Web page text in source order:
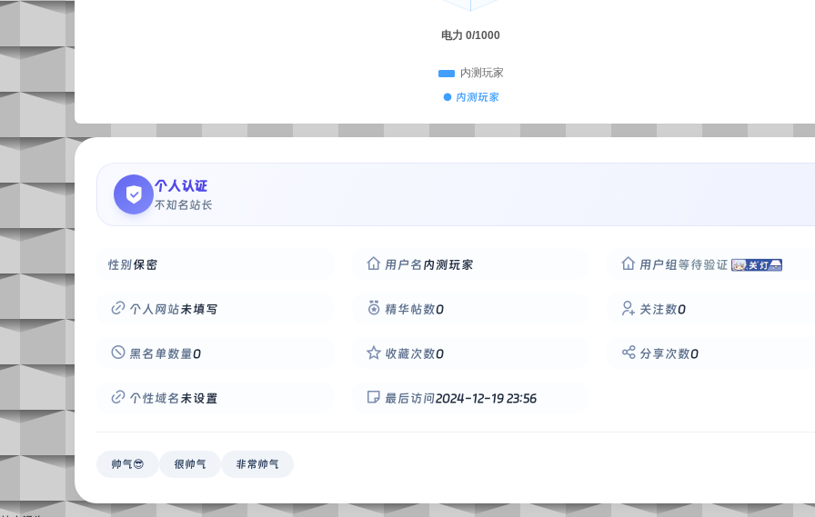
● 内测玩家
个人认证
不知名站长
性别保密 用户名内测玩家 用户组等待验证
个人网站未填写 精华帖数0 关注数0
黑名单数量0 收藏次数0 分享次数0
个性域名未设置 最后访问2024-12-19 23:56
帅气😎 很帅气 非常帅气